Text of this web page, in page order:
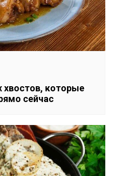
хвостов, которые
сейчас